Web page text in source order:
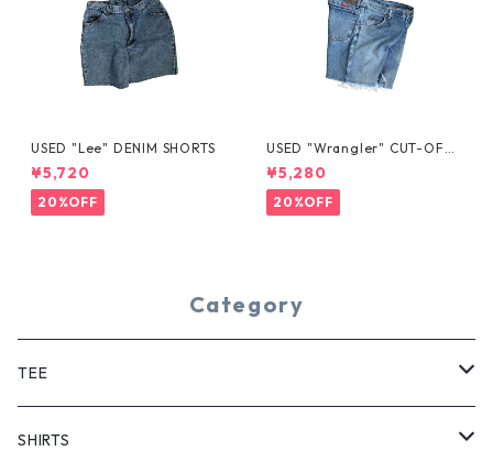
USED "Lee" DENIM SHORTS
¥5,720
20%OFF
USED "Wrangler" CUT-OFF
DENIM SHORTS
¥5,280
20%OFF
Category
TEE
SHORT SLEEVE
SHIRTS